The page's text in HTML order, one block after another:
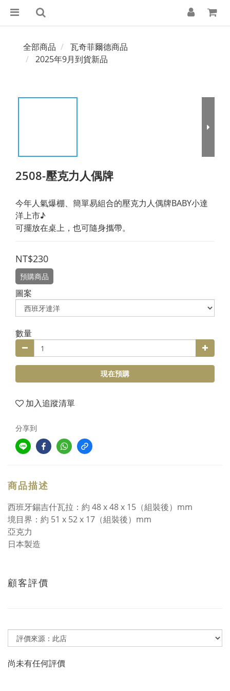
全部商品
瓦奇菲爾德商品
2025年9月到貨新品
2508-壓克力人偶牌
今年人氣爆棚、簡單易組合的壓克力人偶牌BABY小達
洋上市♪
可擺放在桌上，也可隨身攜帶。
NT$230
預購商品
圖案
數量
現在預購
加入追蹤清單
分享到
商品描述
西班牙錫吉什瓦拉：約 48 x 48 x 15（組裝後）mm
境目界：約 51 x 52 x 17（組裝後）mm
亞克力
日本製造
顧客評價
尚未有任何評價